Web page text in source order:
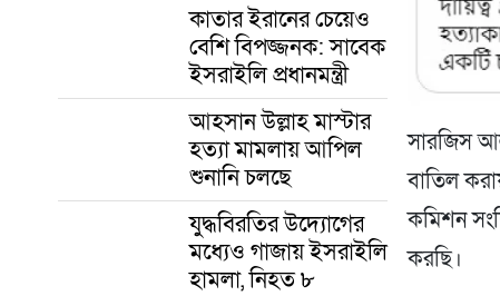
কাতার ইরানের চেয়েও
বেশি বিপজ্জনক: সাবেক
ইসরাইলি প্রধানমন্ত্রী
আহসান উল্লাহ মাস্টার
হত্যা মামলায় আপিল
শুনানি চলছে
যুদ্ধবিরতির উদ্যোগের
মধ্যেও গাজায় ইসরাইলি
হামলা, নিহত ৮
সারজিস
বাতিল
কমিশন
করছি।